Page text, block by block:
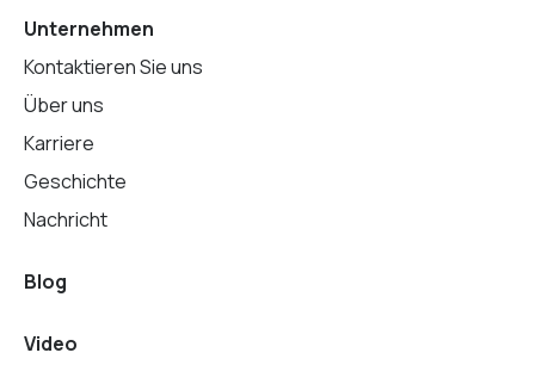
Unternehmen
Kontaktieren Sie uns
Über uns
Karriere
Geschichte
Nachricht
Blog
Video